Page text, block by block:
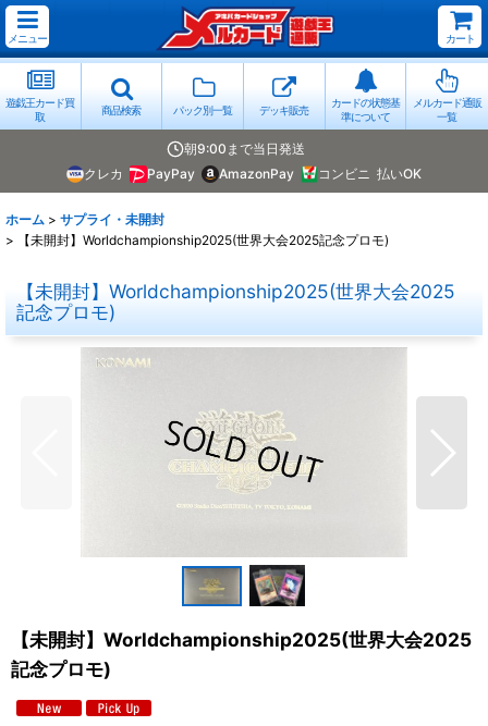
メニュー カート
遊戯王カード買
取
商品検索 パック別一覧 デッキ販売
カードの状態基
準について
メルカード通販
一覧
朝9:00まで当日発送
クレカ
PayPay AmazonPay コンビニ 払いOK
ホーム > サプライ・未開封
>
【未開封】Worldchampionship2025(世界大会2025記念プロモ)
【未開封】Worldchampionship2025(世界大会2025
記念プロモ)
【未開封】Worldchampionship2025(世界大会2025
記念プロモ)